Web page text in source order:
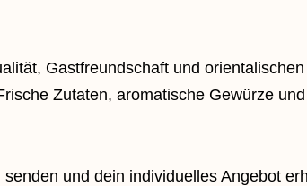
Gastfreundschaft und
Zutaten, aromatische Gewürze
und dein individuelles Angebot